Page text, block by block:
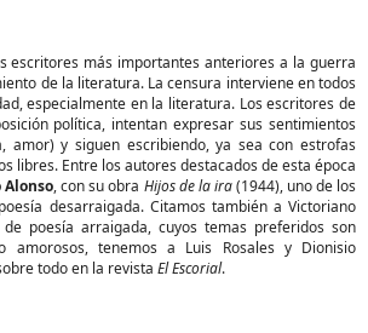
escritores más importantes anteriores a la guerra
de la literatura. La censura interviene en todos
especialmente en la literatura. Los escritores de
política, intentan expresar sus sentimientos
amor) y siguen escribiendo, ya sea con estrofas
libres. Entre los autores destacados de esta época
Alonso, con su obra Hijos de la ira(1944), uno de los
desarraigada. Citamos también a Victoriano
poesía arraigada, cuyos temas preferidos son
amorosos, tenemos a Luis Rosales y Dionisio
todo en la revista El Escorial.